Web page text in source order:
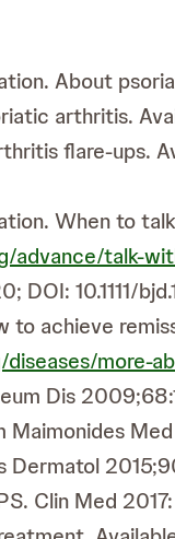
About
arthritis.
flare-ups.
When to
advance/talk-
DOI: 10.1111/
to achieve
more-
Dis
Maimonides
Dermatol
Clin Med